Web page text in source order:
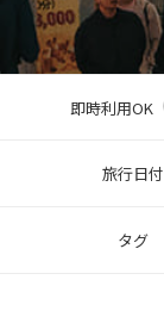
即時利用OK
旅行日付
タグ